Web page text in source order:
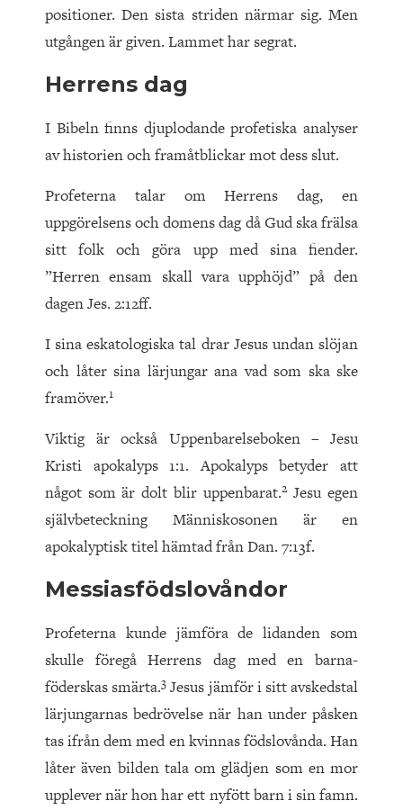
positioner. Den sista striden närmar sig. Men
utgången är given. Lammet har segrat.
Herrens dag
I Bibeln finns djuplodande profetiska analyser
av historien och framåtblickar mot dess slut.
Profeterna talar om Herrens dag, en
uppgörelsens och domens dag då Gud ska frälsa
sitt folk och göra upp med sina fiender.
”Herren ensam skall vara upphöjd” på den
dagen Jes. 2:12ff.
I sina eskatologiska tal drar Jesus undan slöjan
och låter sina lärjungar ana vad som ska ske
framöver.1
Viktig är också Uppenbarelseboken – Jesu
Kristi apokalyps 1:1. Apokalyps betyder att
något som är dolt blir uppenbarat.2 Jesu egen
självbeteckning Människosonen är en
apokalyptisk titel hämtad från Dan. 7:13f.
Messiasfödslovåndor
Profeterna kunde jämföra de lidanden som
skulle föregå Herrens dag med en barna­
föderskas smärta.3 Jesus jämför i sitt avskedstal
lärjungarnas bedrövelse när han under påsken
tas ifrån dem med en kvinnas födslovånda. Han
låter även bilden tala om glädjen som en mor
upplever när hon har ett nyfött barn i sin famn.